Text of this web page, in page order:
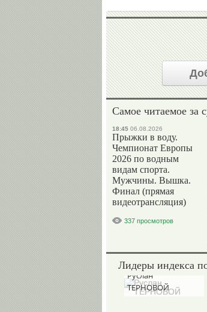
Самое читаемое за
18:45 06.08.2026
Прыжки в воду.
Чемпионат Европы
2026 по водным
видам спорта.
Мужчины. Вышка.
Финал (прямая
видеотрансляция)
337 просмотров
Лидеры индекса
Руслан
ТЕРНОВОЙ